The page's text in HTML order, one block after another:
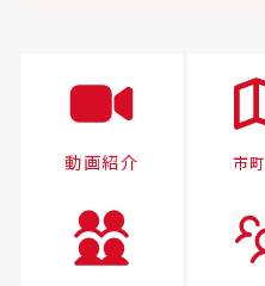
動画紹介 市